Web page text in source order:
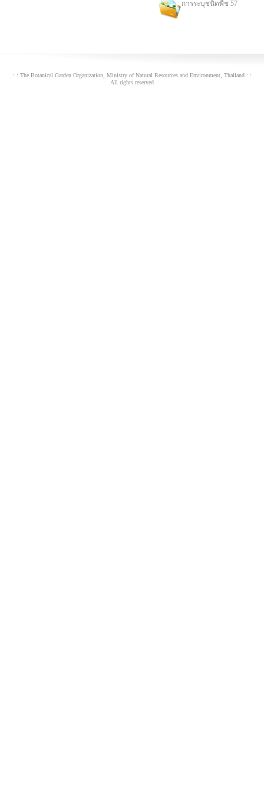
การระบุชนิดพืช 57
: : The Botanical Garden Organization, Ministry of Natural Resources and Environment, Thailand : :
All rights reserved